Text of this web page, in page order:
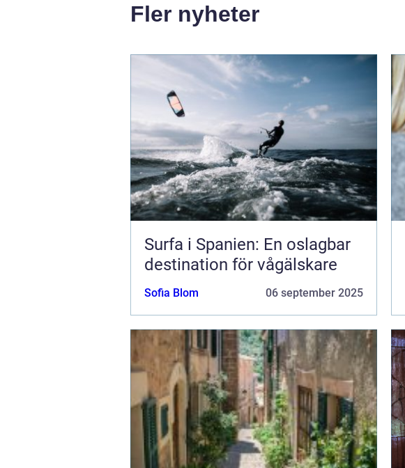
Fler nyheter
Surfa i Spanien: En oslagbar
destination för vågälskare
Sofia Blom 06 september 2025